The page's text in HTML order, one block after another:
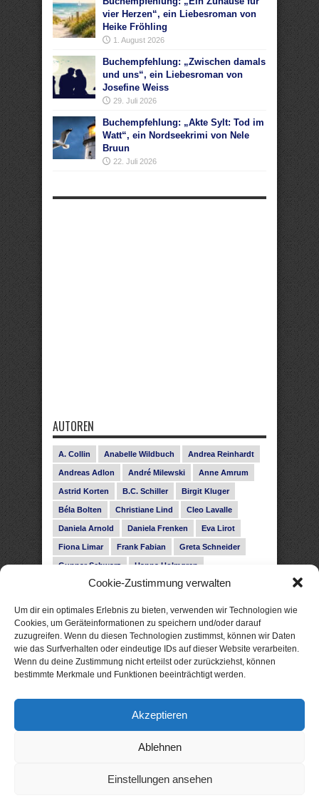
Cookie-Zustimmung verwalten
Um dir ein optimales Erlebnis zu bieten, verwenden wir Technologien wie
Cookies, um Geräteinformationen zu speichern und/oder darauf
zuzugreifen. Wenn du diesen Technologien zustimmst, können wir Daten
wie das Surfverhalten oder eindeutige IDs auf dieser Website verarbeiten.
Wenn du deine Zustimmung nicht erteilst oder zurückziehst, können
bestimmte Merkmale und Funktionen beeinträchtigt werden.
Akzeptieren
Ablehnen
Einstellungen ansehen
vier Herzen“, ein Liebesroman von
Heike Fröhling
1. August 2026
Buchempfehlung: „Zwischen damals
und uns“, ein Liebesroman von
Josefine Weiss
29. Juli 2026
Buchempfehlung: „Akte Sylt: Tod im
Watt“, ein Nordseekrimi von Nele
Bruun
22. Juli 2026
AUTOREN
A. Collin Anabelle Wildbuch Andrea Reinhardt
Andreas Adlon André Milewski Anne Amrum
Astrid Korten B.C. Schiller Birgit Kluger
Béla Bolten Christiane Lind Cleo Lavalle
Daniela Arnold Daniela Frenken Eva Lirot
Fiona Limar Frank Fabian Greta Schneider
Gunnar Schwarz Hanna Holmgren
Heike Fröhling Ina Glahe Ivo Pala J. Vellguth
Leonie Haubrich Lilly Labord Livia Pipes
Malin Blunk Marcus Hünnebeck Martin Krist
Melisa Schwermer Nele Bruun Nika Lubitsch
Noah Fitz Nora Amelie René Junge
Subina Giuletti